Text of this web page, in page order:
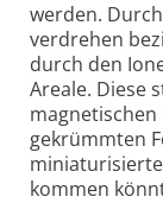
werden.
verdrehen
durch den
Areale. Diese
magnetischen
gekrümmten
kommen